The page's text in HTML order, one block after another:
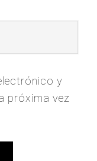
y
próxima vez